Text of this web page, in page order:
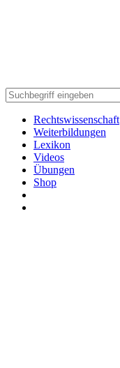
Rechtswissenschaft
Weiterbildungen
Lexikon
Videos
Übungen
Shop